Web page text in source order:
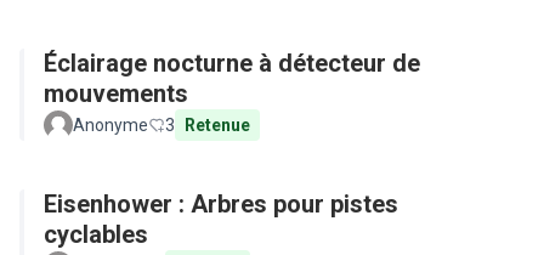
Éclairage nocturne à détecteur de
mouvements
Anonyme 3 Retenue
Eisenhower : Arbres pour pistes
cyclables